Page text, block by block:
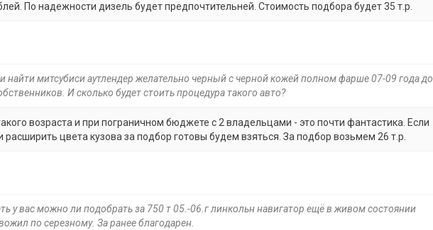
По надежности дизель будет предпочтительней. Стоимость подбора будет 35 т.р.
найти митсубиси аутлендер желательно черный с черной кожей полном фарше 07-09 года до
И сколько будет стоить процедура такого авто?
возраста и при пограничном бюджете с 2 владельцами - это почти фантастика. Если
расширить цвета кузова за подбор готовы будем взяться. За подбор возьмем 26 т.р.
у вас можно ли подобрать за 750 т 05.-06.г линкольн навигатор ещё в живом состоянии
по серезному. За ранее благодарен.